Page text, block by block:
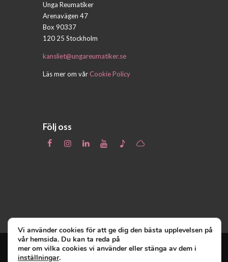
Unga Reumatiker
Arenavägen 47
Box 90337
120 25 Stockholm
kansliet@ungareumatiker.se
Läs mer om vårCookie Policy
Följ oss
Vi använder cookies för att ge dig den bästa upplevelsen på
vår hemsida. Du kan ta reda på
mer om vilka cookies vi använder eller stänga av dem i
inställningar.